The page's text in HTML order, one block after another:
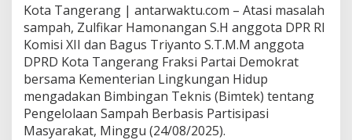
Kota Tangerang | antarwaktu.com – Atasi masalah
sampah, Zulfikar Hamonangan S.H anggota DPR RI
Komisi XII dan Bagus Triyanto S.T.M.M anggota
DPRD Kota Tangerang Fraksi Partai Demokrat
bersama Kementerian Lingkungan Hidup
mengadakan Bimbingan Teknis (Bimtek) tentang
Pengelolaan Sampah Berbasis Partisipasi
Masyarakat, Minggu (24/08/2025).